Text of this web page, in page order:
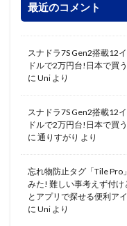
最近のコメント
スナドラ7S Gen2搭載12
ドルで2万円台!日本で買
に Uni より
スナドラ7S Gen2搭載12
ドルで2万円台!日本で買
に 通りすがり より
忘れ物防止タグ「Tile Pro
みた! 難しい事考えず付
とアプリで探せる便利ア
に Uni より